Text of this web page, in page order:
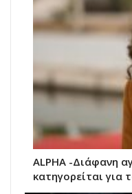
ALPHA -Διάφανη
κατηγορείται